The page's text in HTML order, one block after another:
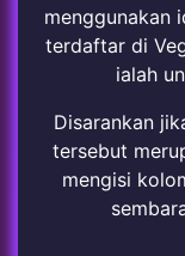
menggunakan
terdaftar di
ialah
Disarankan
tersebut
mengisi